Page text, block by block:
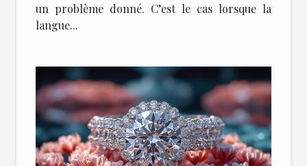
un problème donné. C’est le cas lorsque la
langue...